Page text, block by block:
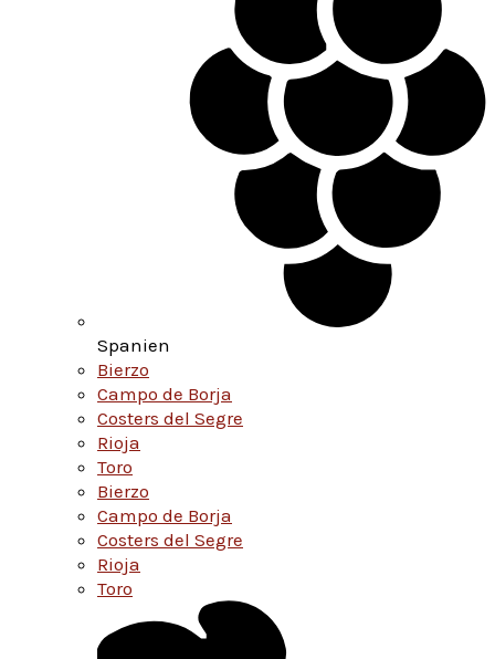
Spanien
Bierzo
Campo de Borja
Costers del Segre
Rioja
Toro
Bierzo
Campo de Borja
Costers del Segre
Rioja
Toro